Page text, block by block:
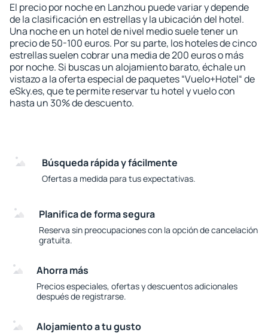
El precio por noche en Lanzhou puede variar y depende
de la clasificación en estrellas y la ubicación del hotel.
Una noche en un hotel de nivel medio suele tener un
precio de 50-100 euros. Por su parte, los hoteles de cinco
estrellas suelen cobrar una media de 200 euros o más
por noche. Si buscas un alojamiento barato, échale un
vistazo a la oferta especial de paquetes “Vuelo+Hotel“ de
eSky.es, que te permite reservar tu hotel y vuelo con
hasta un 30% de descuento.
Búsqueda rápida y fácilmente
Ofertas a medida para tus expectativas.
Planifica de forma segura
Reserva sin preocupaciones con la opción de cancelación
gratuita.
Ahorra más
Precios especiales, ofertas y descuentos adicionales
después de registrarse.
Alojamiento a tu gusto